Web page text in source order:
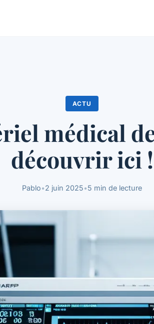
ACTU
médical
découvrir ici !
Pablo•2 juin 2025•5 min de lecture